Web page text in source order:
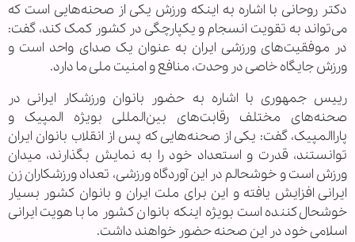
دکتر روحانی با اشاره به اینکه ورزش یکی از صحنه‌هایی است که
می‌تواند به تقویت انسجام و یکپارچگی در کشور کمک کند، گفت:
در موفقیت‌های ورزشی ایران به عنوان یک صدای واحد است و
ورزش جایگاه خاصی در وحدت، منافع و امنیت ملی ما دارد.
رییس‌ جمهوری با اشاره به حضور بانوان ورزشکار ایرانی در
صحنه‌های مختلف رقابت‌های بین‌المللی بویژه المپیک و
پاراالمپیک، گفت: یکی از صحنه‌هایی که پس از انقلاب بانوان ایران
توانستند، قدرت و استعداد خود را به نمایش بگذارند، میدان
ورزش است و خوشحالم در این آوردگاه ورزشی، تعداد ورزشکاران زن
ایرانی افزایش یافته و این برای ملت ایران و بانوان کشور بسیار
خوشحال‌کننده است بویژه اینکه بانوان کشور ما با هویت ایرانی
اسلامی خود در این صحنه حضور خواهند داشت.